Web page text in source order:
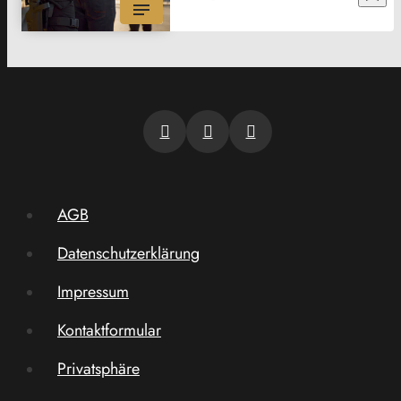
AGB
Datenschutzerklärung
Impressum
Kontaktformular
Privatsphäre